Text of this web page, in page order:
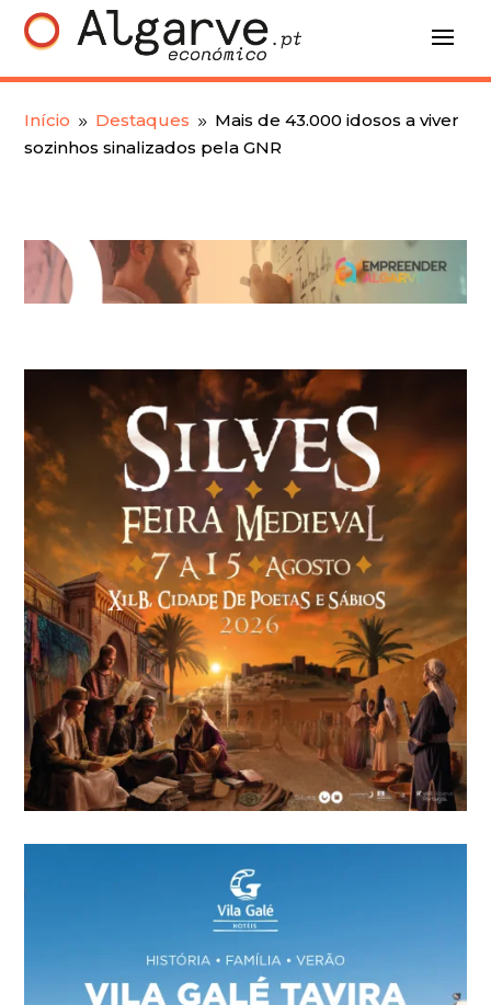
Início 9 Destaques 9 Mais de 43.000 idosos a viver
sozinhos sinalizados pela GNR